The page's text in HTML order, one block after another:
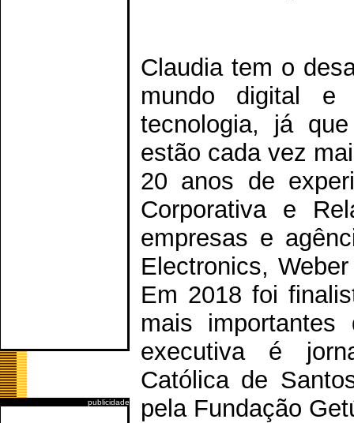
publicidade
Claudia tem o
mundo digital
tecnologia, já
estão cada vez
20 anos de
Corporativa e
empresas e
Electronics,
Em 2018 foi
mais
executiva é
Católica de
pela Fundação